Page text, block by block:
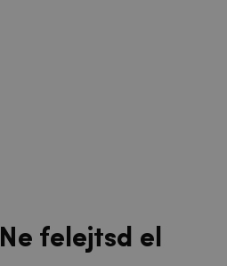
Ne felejtsd el